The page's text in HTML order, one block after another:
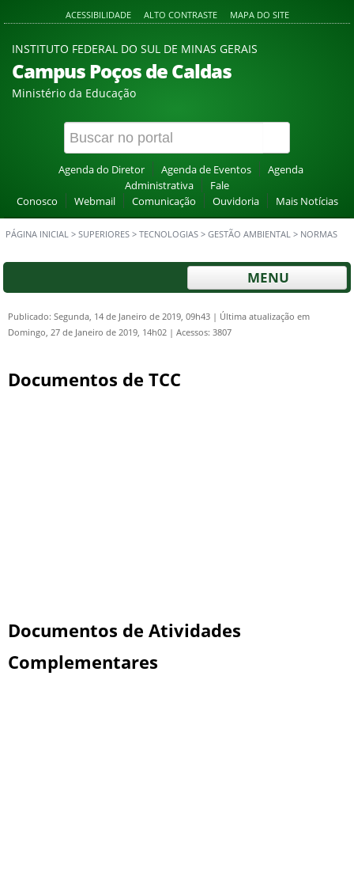
ACESSIBILIDADE ALTO CONTRASTE MAPA DO SITE
INSTITUTO FEDERAL DO SUL DE MINAS GERAIS
Campus Poços de Caldas
Ministério da Educação
Agenda do Diretor Agenda de Eventos
Agenda
Administrativa
Fale
Conosco
Webmail Comunicação Ouvidoria Mais Notícias
PÁGINA INICIAL > SUPERIORES > TECNOLOGIAS > GESTÃO AMBIENTAL > NORMAS
MENU
Publicado: Segunda, 14 de Janeiro de 2019, 09h43 | Última atualização em
Domingo, 27 de Janeiro de 2019, 14h02 | Acessos: 3807
Documentos de TCC
Documentos de Atividades
Complementares